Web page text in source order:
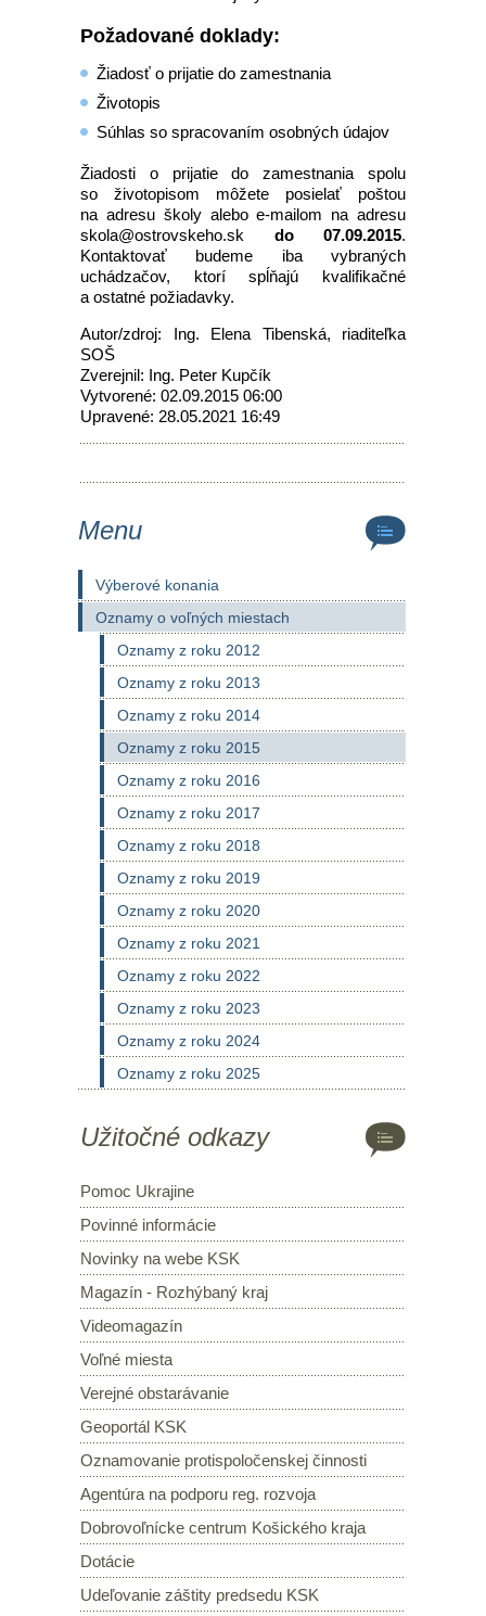
Požadované doklady:
Žiadosť o prijatie do zamestnania
Životopis
Súhlas so spracovaním osobných údajov
Žiadosti o prijatie do zamestnania spolu
so životopisom môžete posielať poštou
na adresu školy alebo e-mailom na adresu
skola@ostrovskeho.sk do 07.09.2015.
Kontaktovať budeme iba vybraných
uchádzačov, ktorí spĺňajú kvalifikačné
a ostatné požiadavky.
Autor/zdroj: Ing. Elena Tibenská, riaditeľka
SOŠ
Zverejnil: Ing. Peter Kupčík
Vytvorené: 02.09.2015 06:00
Upravené: 28.05.2021 16:49
Menu
Výberové konania
Oznamy o voľných miestach
Oznamy z roku 2012
Oznamy z roku 2013
Oznamy z roku 2014
Oznamy z roku 2015
Oznamy z roku 2016
Oznamy z roku 2017
Oznamy z roku 2018
Oznamy z roku 2019
Oznamy z roku 2020
Oznamy z roku 2021
Oznamy z roku 2022
Oznamy z roku 2023
Oznamy z roku 2024
Oznamy z roku 2025
Užitočné odkazy
Pomoc Ukrajine
Povinné informácie
Novinky na webe KSK
Magazín - Rozhýbaný kraj
Videomagazín
Voľné miesta
Verejné obstarávanie
Geoportál KSK
Oznamovanie protispoločenskej činnosti
Agentúra na podporu reg. rozvoja
Dobrovoľnícke centrum Košického kraja
Dotácie
Udeľovanie záštity predsedu KSK